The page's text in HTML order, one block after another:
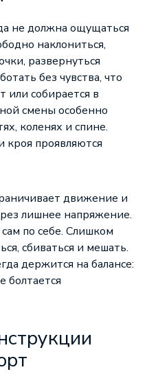
не должна ощущаться
наклониться,
развернуться
без чувства, что
или собирается в
смены особенно
коленях и спине.
проявляются
движение и
лишнее напряжение.
по себе. Слишком
сбиваться и мешать.
держится на балансе:
болтается